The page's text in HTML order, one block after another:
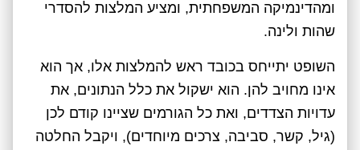
ומהדינמיקה המשפחתית, ומציע המלצות להסדרי
שהות ולינה.
השופט יתייחס בכובד ראש להמלצות אלו, אך הוא
אינו מחויב להן. הוא ישקול את כלל הנתונים, את
עדויות הצדדים, ואת כל הגורמים שציינו קודם לכן
(גיל, קשר, סביבה, צרכים מיוחדים), ויקבל החלטה